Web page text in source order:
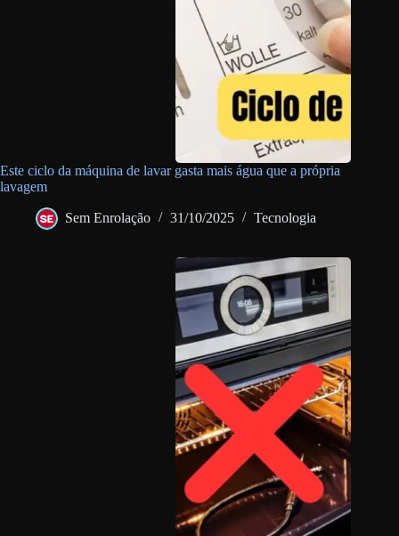
Este ciclo da máquina de lavar gasta mais água que a própria
lavagem
Sem Enrolação 31/10/2025 Tecnologia